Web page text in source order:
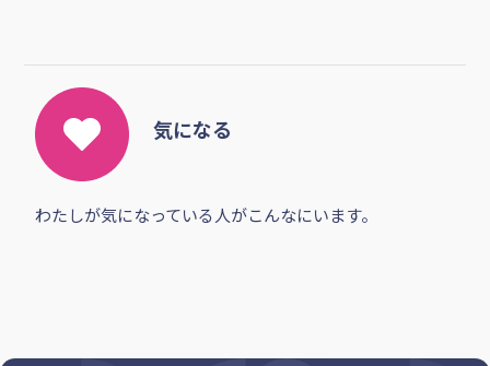
気になる
わたしが気になっている人がこんなにいます。